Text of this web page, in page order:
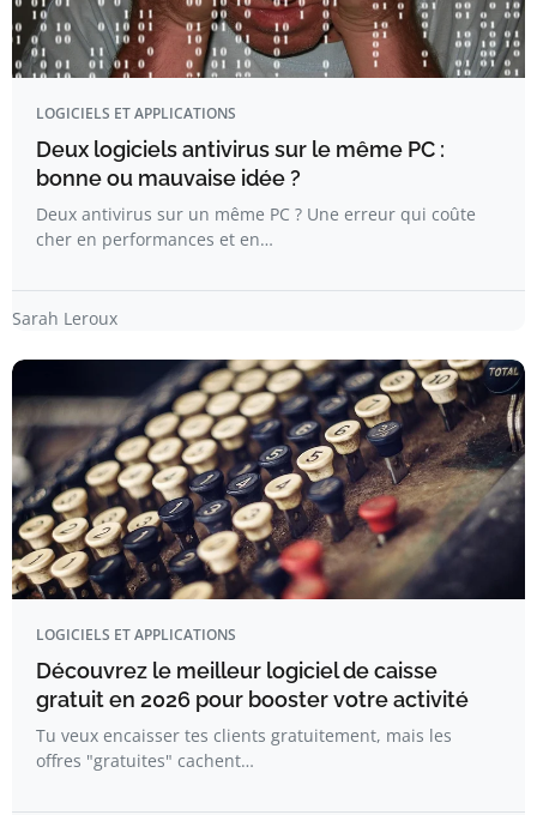
LOGICIELS ET APPLICATIONS
Deux logiciels antivirus sur le même PC :
bonne ou mauvaise idée ?
Deux antivirus sur un même PC ? Une erreur qui coûte
cher en performances et en…
Sarah Leroux
LOGICIELS ET APPLICATIONS
Découvrez le meilleur logiciel de caisse
gratuit en 2026 pour booster votre activité
Tu veux encaisser tes clients gratuitement, mais les
offres "gratuites" cachent…